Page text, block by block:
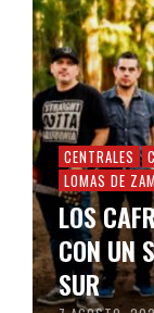
CENTRALES
LOMAS DE
LOS
CON UN
SUR